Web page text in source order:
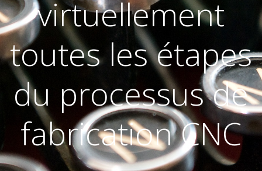
virtuellement
toutes les étapes
du processus de
fabrication CNC